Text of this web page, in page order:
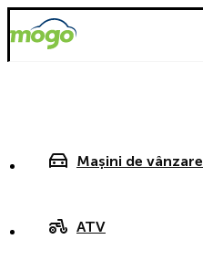
Mașini de vânzare
ATV